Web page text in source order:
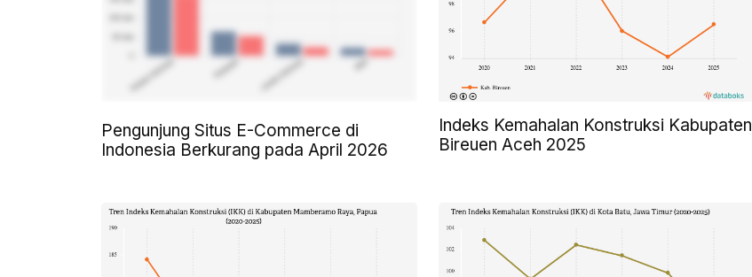
Pengunjung Situs E-Commerce di
Indonesia Berkurang pada April 2026
Indeks Kemahalan Konstruksi Kabupaten
Bireuen Aceh 2025